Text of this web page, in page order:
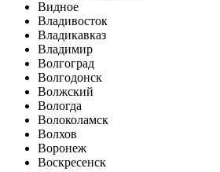
Видное
Владивосток
Владикавказ
Владимир
Волгоград
Волгодонск
Волжский
Вологда
Волоколамск
Волхов
Воронеж
Воскресенск